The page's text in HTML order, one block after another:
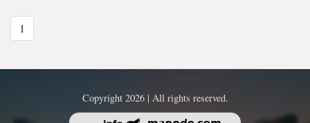
1
Copyright 2026 | All rights reserved.